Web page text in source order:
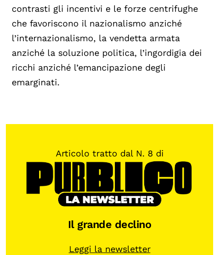
contrasti gli incentivi e le forze centrifughe
che favoriscono il nazionalismo anziché
l’internazionalismo, la vendetta armata
anziché la soluzione politica, l’ingordigia dei
ricchi anziché l’emancipazione degli
emarginati.
Articolo tratto dal N. 8 di
Il grande declino
Leggi la newsletter